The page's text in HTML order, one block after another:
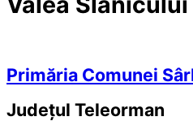
Primăria Comunei
Județul Teleorman